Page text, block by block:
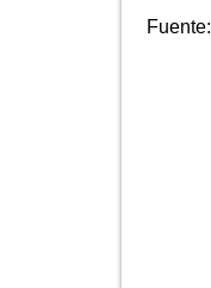
Fuente: